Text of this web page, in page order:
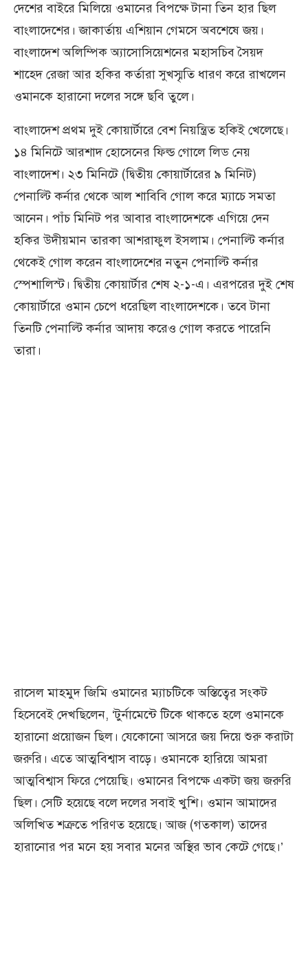
দেশের বাইরে মিলিয়ে ওমানের বিপক্ষে টানা তিন হার ছিল
বাংলাদেশের। জাকার্তায় এশিয়ান গেমসে অবশেষে জয়।
বাংলাদেশ অলিম্পিক অ্যাসোসিয়েশনের মহাসচিব সৈয়দ
শাহেদ রেজা আর হকির কর্তারা সুখস্মৃতি ধারণ করে রাখলেন
ওমানকে হারানো দলের সঙ্গে ছবি তুলে।
বাংলাদেশ প্রথম দুই কোয়ার্টারে বেশ নিয়ন্ত্রিত হকিই খেলেছে।
১৪ মিনিটে আরশাদ হোসেনের ফিল্ড গোলে লিড নেয়
বাংলাদেশ। ২৩ মিনিটে (দ্বিতীয় কোয়ার্টারের ৯ মিনিট)
পেনাল্টি কর্নার থেকে আল শাবিবি গোল করে ম্যাচে সমতা
আনেন। পাঁচ মিনিট পর আবার বাংলাদেশকে এগিয়ে দেন
হকির উদীয়মান তারকা আশরাফুল ইসলাম। পেনাল্টি কর্নার
থেকেই গোল করেন বাংলাদেশের নতুন পেনাল্টি কর্নার
স্পেশালিস্ট। দ্বিতীয় কোয়ার্টার শেষ ২-১-এ। এরপরের দুই শেষ
কোয়ার্টারে ওমান চেপে ধরেছিল বাংলাদেশকে। তবে টানা
তিনটি পেনাল্টি কর্নার আদায় করেও গোল করতে পারেনি
তারা।
রাসেল মাহমুদ জিমি ওমানের ম্যাচটিকে অস্তিত্বের সংকট
হিসেবেই দেখছিলেন, ‘টুর্নামেন্টে টিকে থাকতে হলে ওমানকে
হারানো প্রয়োজন ছিল। যেকোনো আসরে জয় দিয়ে শুরু করাটা
জরুরি। এতে আত্মবিশ্বাস বাড়ে। ওমানকে হারিয়ে আমরা
আত্মবিশ্বাস ফিরে পেয়েছি। ওমানের বিপক্ষে একটা জয় জরুরি
ছিল। সেটি হয়েছে বলে দলের সবাই খুশি। ওমান আমাদের
অলিখিত শত্রুতে পরিণত হয়েছে। আজ (গতকাল) তাদের
হারানোর পর মনে হয় সবার মনের অস্থির ভাব কেটে গেছে।’